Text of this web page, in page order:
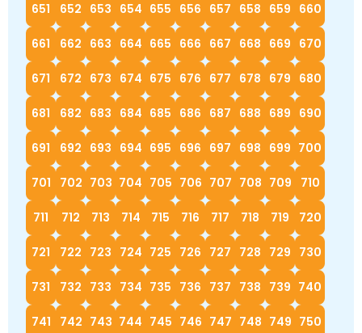
651 652 653 654 655 656 657 658 659 660
661 662 663 664 665 666 667 668 669 670
671 672 673 674 675 676 677 678 679 680
681 682 683 684 685 686 687 688 689 690
691 692 693 694 695 696 697 698 699 700
701 702 703 704 705 706 707 708 709 710
711 712 713 714 715 716 717 718 719 720
721 722 723 724 725 726 727 728 729 730
731 732 733 734 735 736 737 738 739 740
741 742 743 744 745 746 747 748 749 750